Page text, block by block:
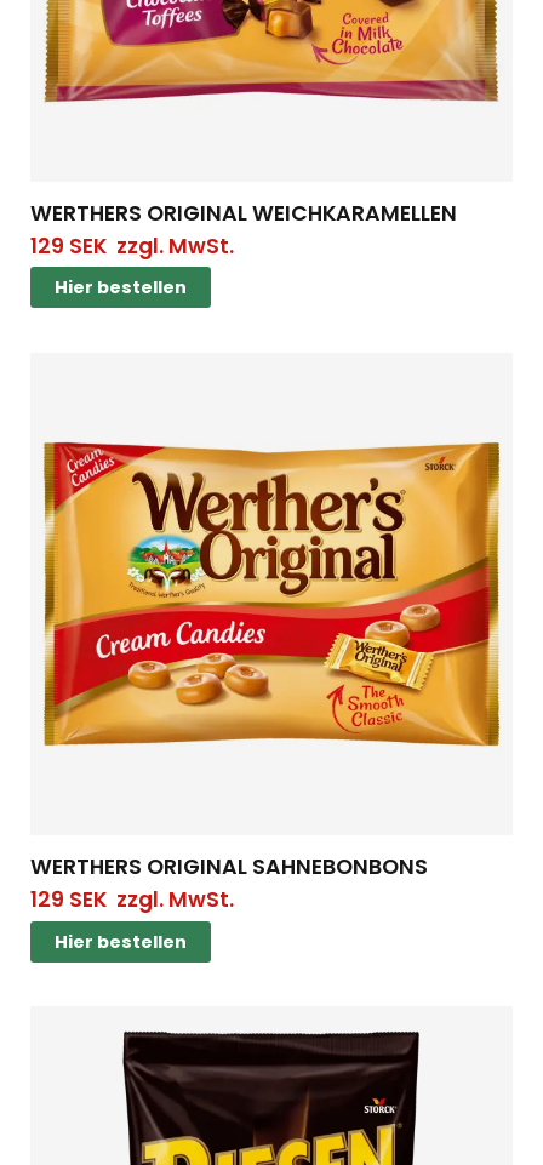
WERTHERS ORIGINAL WEICHKARAMELLEN
129 SEKzzgl. MwSt.
Hier bestellen
WERTHERS ORIGINAL SAHNEBONBONS
129 SEKzzgl. MwSt.
Hier bestellen